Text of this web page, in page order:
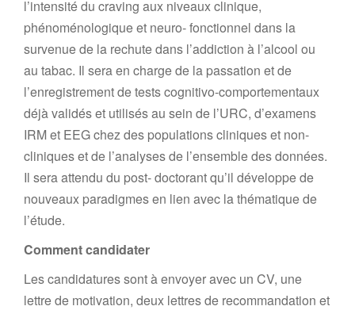
l’intensité du craving aux niveaux clinique,
phénoménologique et neuro- fonctionnel dans la
survenue de la rechute dans l’addiction à l’alcool ou
au tabac. Il sera en charge de la passation et de
l’enregistrement de tests cognitivo-comportementaux
déjà validés et utilisés au sein de l’URC, d’examens
IRM et EEG chez des populations cliniques et non-
cliniques et de l’analyses de l’ensemble des données.
Il sera attendu du post- doctorant qu’il développe de
nouveaux paradigmes en lien avec la thématique de
l’étude.
Commentcandidater
Les candidatures sont à envoyer avec un CV, une
lettre de motivation, deux lettres de recommandation et